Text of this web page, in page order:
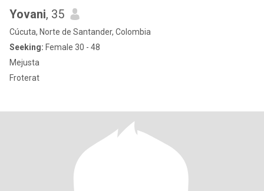
Yovani, 35
Cúcuta, Norte de Santander, Colombia
Seeking: Female 30 - 48
Mejusta
Froterat